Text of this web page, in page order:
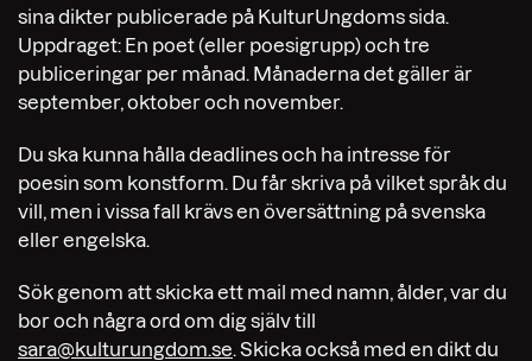
sina dikter publicerade på KulturUngdoms sida.
Uppdraget: En poet (eller poesigrupp) och tre
publiceringar per månad. Månaderna det gäller är
september, oktober och november.
Du ska kunna hålla deadlines och ha intresse för
poesin som konstform. Du får skriva på vilket språk du
vill, men i vissa fall krävs en översättning på svenska
eller engelska.
Sök genom att skicka ett mail med namn, ålder, var du
bor och några ord om dig själv till
sara@kulturungdom.se. Skicka också med en dikt du